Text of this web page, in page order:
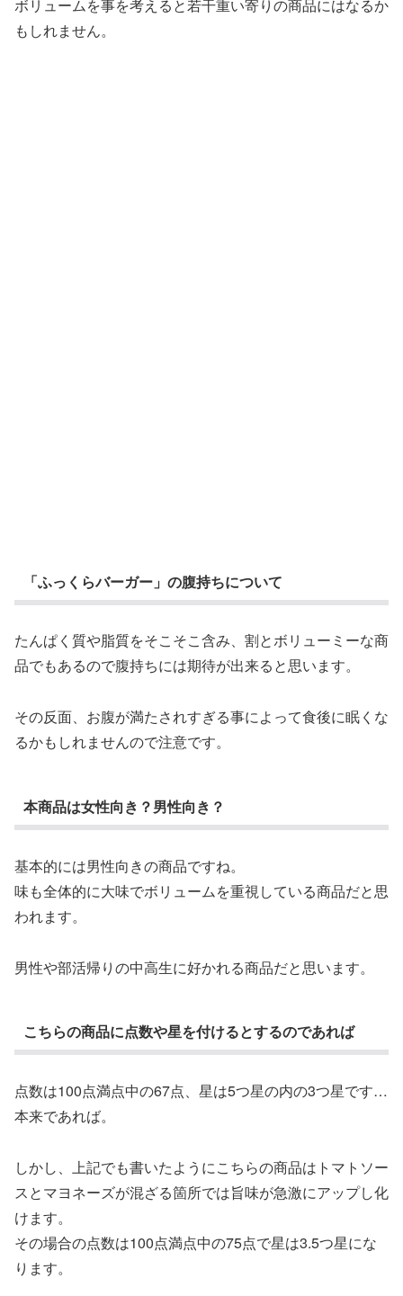
ボリュームを事を考えると若干重い寄りの商品にはなるか
もしれません。
「ふっくらバーガー」の腹持ちについて
たんぱく質や脂質をそこそこ含み、割とボリューミーな商
品でもあるので腹持ちには期待が出来ると思います。
その反面、お腹が満たされすぎる事によって食後に眠くな
るかもしれませんので注意です。
本商品は女性向き？男性向き？
基本的には男性向きの商品ですね。
味も全体的に大味でボリュームを重視している商品だと思
われます。
男性や部活帰りの中高生に好かれる商品だと思います。
こちらの商品に点数や星を付けるとするのであれば
点数は100点満点中の67点、星は5つ星の内の3つ星です…
本来であれば。
しかし、上記でも書いたようにこちらの商品はトマトソー
スとマヨネーズが混ざる箇所では旨味が急激にアップし化
けます。
その場合の点数は100点満点中の75点で星は3.5つ星にな
ります。